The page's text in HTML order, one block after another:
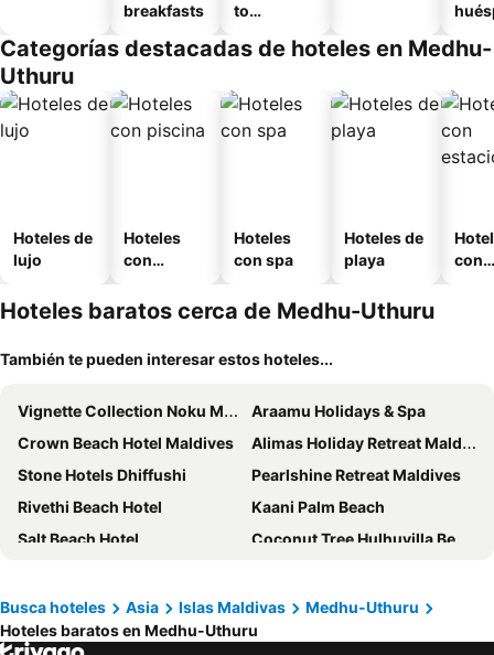
breakfasts
to
o
Categorías destacadas de hoteles en Medhu-
Uthuru
Hoteles de
lujo
Hoteles
con
Hoteles
con spa
Hoteles de
playa
con
Hoteles baratos cerca de Medhu-Uthuru
También te pueden interesar estos hoteles...
Vignette Collection Noku Maldives By Ihg
Araamu Holidays & Spa
Crown Beach Hotel Maldives
Alimas Holiday Retreat Maldives
Stone Hotels Dhiffushi
Pearlshine Retreat Maldives
Rivethi Beach Hotel
Kaani Palm Beach
Salt Beach Hotel
Coconut Tree Hulhuvilla Beach
PERLA Dhangethi
Ari Grand Hotel & Spa
Kuredhi Beach Inn
Ras Rana Lodge
Busca hoteles Asia Islas Maldivas
Medhu-Uthuru
Hoteles baratos en Medhu-Uthuru